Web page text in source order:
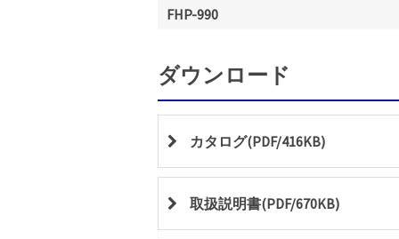
FHP-990
ダウンロード
カタログ(PDF/416KB)
取扱説明書(PDF/670KB)